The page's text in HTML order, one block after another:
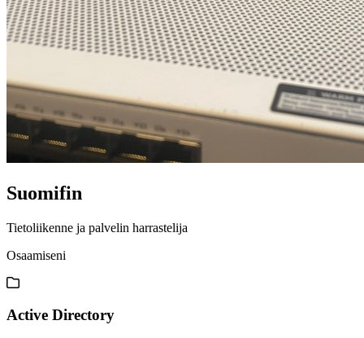
Suomifin
Tietoliikenne ja palvelin harrastelija
Osaamiseni
Active Directory